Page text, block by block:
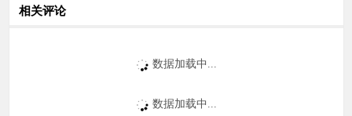
相关评论
数据加载中...
数据加载中...